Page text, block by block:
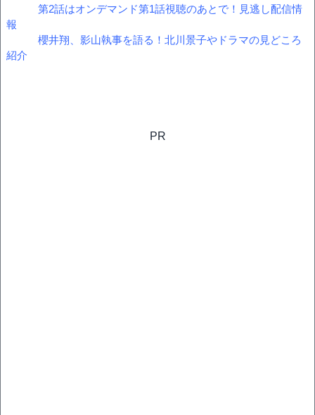
第2話はオンデマンド第1話視聴のあとで！見逃し配信情
報
櫻井翔、影山執事を語る！北川景子やドラマの見どころ
紹介
PR